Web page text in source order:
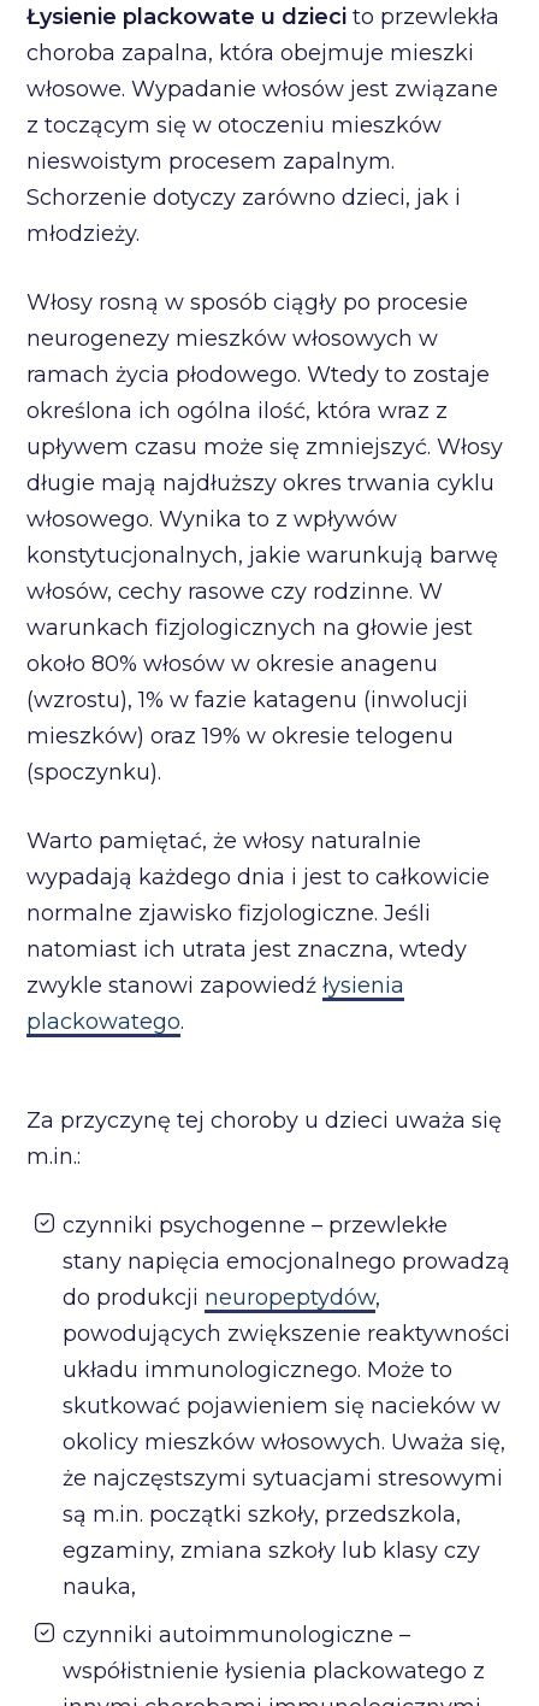
Łysienie plackowate u dziecito przewlekła
choroba zapalna, która obejmuje mieszki
włosowe. Wypadanie włosów jest związane
z toczącym się w otoczeniu mieszków
nieswoistym procesem zapalnym.
Schorzenie dotyczy zarówno dzieci, jak i
młodzieży.
Włosy rosną w sposób ciągły po procesie
neurogenezy mieszków włosowych w
ramach życia płodowego. Wtedy to zostaje
określona ich ogólna ilość, która wraz z
upływem czasu może się zmniejszyć. Włosy
długie mają najdłuższy okres trwania cyklu
włosowego. Wynika to z wpływów
konstytucjonalnych, jakie warunkują barwę
włosów, cechy rasowe czy rodzinne. W
warunkach fizjologicznych na głowie jest
około 80% włosów w okresie anagenu
(wzrostu), 1% w fazie katagenu (inwolucji
mieszków) oraz 19% w okresie telogenu
(spoczynku).
Warto pamiętać, że włosy naturalnie
wypadają każdego dnia i jest to całkowicie
normalne zjawisko fizjologiczne. Jeśli
natomiast ich utrata jest znaczna, wtedy
zwykle stanowi zapowiedźłysienia
plackowatego.
Za przyczynę tej choroby u dzieci uważa się
m.in.:
czynniki psychogenne – przewlekłe
stany napięcia emocjonalnego prowadzą
do produkcji neuropeptydów,
powodujących zwiększenie reaktywności
układu immunologicznego. Może to
skutkować pojawieniem się nacieków w
okolicy mieszków włosowych. Uważa się,
że najczęstszymi sytuacjami stresowymi
są m.in. początki szkoły, przedszkola,
egzaminy, zmiana szkoły lub klasy czy
nauka,
czynniki autoimmunologiczne –
współistnienie łysienia plackowatego z